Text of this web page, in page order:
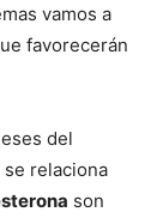
vamos a
favorecerán
del
relaciona
son